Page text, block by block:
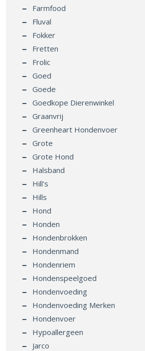
Farmfood
Fluval
Fokker
Fretten
Frolic
Goed
Goede
Goedkope Dierenwinkel
Graanvrij
Greenheart Hondenvoer
Grote
Grote Hond
Halsband
Hill's
Hills
Hond
Honden
Hondenbrokken
Hondenmand
Hondenriem
Hondenspeelgoed
Hondenvoeding
Hondenvoeding Merken
Hondenvoer
Hypoallergeen
Jarco